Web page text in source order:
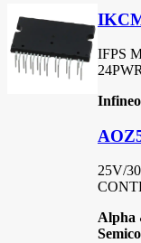
IFPS
25V/
Alpha